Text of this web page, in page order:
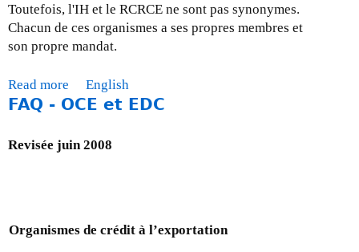
Toutefois, l'IH et le RCRCE ne sont pas synonymes.
Chacun de ces organismes a ses propres membres et
son propre mandat.
Read more
b
u
o
English
FAQ - OCE et EDC
Revisée juin 2008
Organismes de crédit à l’exportation